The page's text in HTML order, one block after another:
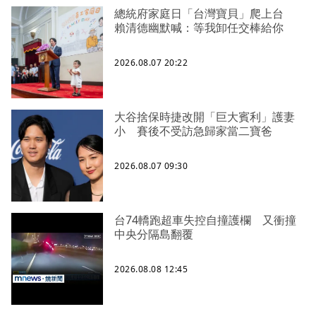
總統府家庭日「台灣寶貝」爬上台
賴清德幽默喊：等我卸任交棒給你
2026.08.07 20:22
大谷捨保時捷改開「巨大賓利」護妻
小 賽後不受訪急歸家當二寶爸
2026.08.07 09:30
台74轎跑超車失控自撞護欄 又衝撞
中央分隔島翻覆
2026.08.08 12:45